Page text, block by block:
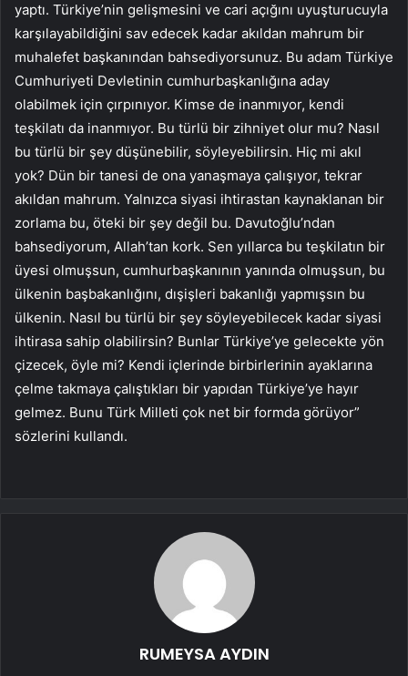
yaptı. Türkiye’nin gelişmesini ve cari açığını uyuşturucuyla
karşılayabildiğini sav edecek kadar akıldan mahrum bir
muhalefet başkanından bahsediyorsunuz. Bu adam Türkiye
Cumhuriyeti Devletinin cumhurbaşkanlığına aday
olabilmek için çırpınıyor. Kimse de inanmıyor, kendi
teşkilatı da inanmıyor. Bu türlü bir zihniyet olur mu? Nasıl
bu türlü bir şey düşünebilir, söyleyebilirsin. Hiç mi akıl
yok? Dün bir tanesi de ona yanaşmaya çalışıyor, tekrar
akıldan mahrum. Yalnızca siyasi ihtirastan kaynaklanan bir
zorlama bu, öteki bir şey değil bu. Davutoğlu’ndan
bahsediyorum, Allah’tan kork. Sen yıllarca bu teşkilatın bir
üyesi olmuşsun, cumhurbaşkanının yanında olmuşsun, bu
ülkenin başbakanlığını, dışişleri bakanlığı yapmışsın bu
ülkenin. Nasıl bu türlü bir şey söyleyebilecek kadar siyasi
ihtirasa sahip olabilirsin? Bunlar Türkiye’ye gelecekte yön
çizecek, öyle mi? Kendi içlerinde birbirlerinin ayaklarına
çelme takmaya çalıştıkları bir yapıdan Türkiye’ye hayır
gelmez. Bunu Türk Milleti çok net bir formda görüyor”
sözlerini kullandı.
RUMEYSA AYDIN